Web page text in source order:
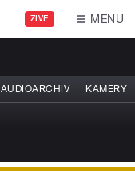
ŽIVĚ MENU
AUDIOARCHIV KAMERY